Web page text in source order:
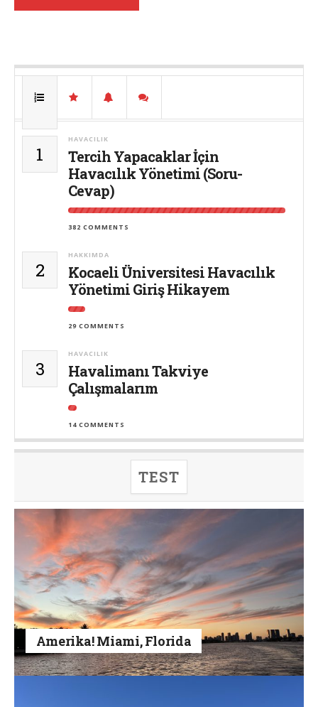
1
HAVACILIK
Tercih Yapacaklar İçin
Havacılık Yönetimi (Soru-
Cevap)
382 COMMENTS
2
HAKKIMDA
Kocaeli Üniversitesi Havacılık
Yönetimi Giriş Hikayem
29 COMMENTS
3
HAVACILIK
Havalimanı Takviye
Çalışmalarım
14 COMMENTS
TEST
Amerika! Miami, Florida